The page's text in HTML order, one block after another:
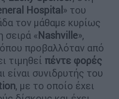
Hospital » του
τον μάθαμε κυρίως
σειρά «Nashville»,
προβαλλόταν από
τιμηθεί πέντε φορές
είναι συνιδρυτής του
, με το οποίο έχει